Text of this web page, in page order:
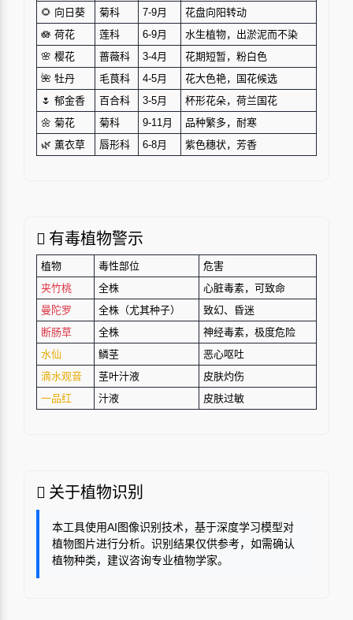
🌻 向日葵
菊科 7-9月
花盘向阳转动
🪷 荷花
莲科 6-9月
水生植物，出淤泥而不染
🌸 樱花
蔷薇科 3-4月
花期短暂，粉白色
🌺 牡丹
毛茛科 4-5月
花大色艳，国花候选
🌷 郁金香
百合科 3-5月
杯形花朵，荷兰国花
🌼 菊花
菊科 9-11月
品种繁多，耐寒
🌿 薰衣草
唇形科 6-8月 紫色穗状，芳香
有毒植物警示
植物 毒性部位
危害
夹竹桃
全株
心脏毒素，可致命
曼陀罗
全株（尤其种子）
致幻、昏迷
断肠草
全株
神经毒素，极度危险
水仙
鳞茎
恶心呕吐
滴水观音
茎叶汁液
皮肤灼伤
一品红
汁液 皮肤过敏
关于植物识别
本工具使用AI图像识别技术，基于深度学习模型对
植物图片进行分析。识别结果仅供参考，如需确认
植物种类，建议咨询专业植物学家。